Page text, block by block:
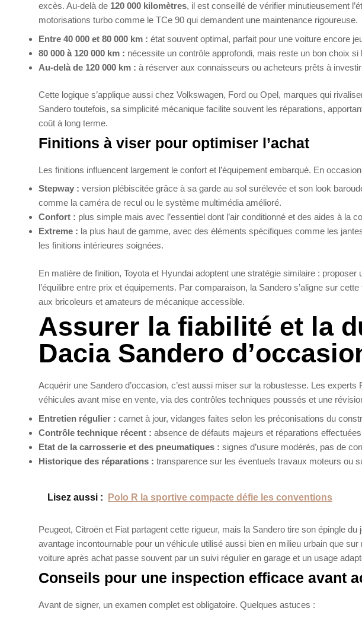
excès. Au-delà de 120 000 kilomètres, il est conseillé de vérifier minutieusement
motorisations turbo comme le TCe 90 qui demandent une maintenance rigoureuse.
Entre 40 000 et 80 000 km : état souvent optimal, parfait pour une voiture encore
80 000 à 120 000 km : nécessite un contrôle approfondi, mais reste un bon choix si
Au-delà de 120 000 km : à réserver aux connaisseurs ou acheteurs prêts à investir
Cette logique s’applique aussi chez Volkswagen, Ford ou Opel, marques qui
Sandero toutefois, sa simplicité mécanique facilite souvent les réparations,
coût à long terme.
Finitions à viser pour optimiser l’achat
Les finitions influencent largement le confort et l’équipement embarqué. En
Stepway : version plébiscitée grâce à sa garde au sol surélevée et son look
comme la caméra de recul ou le système multimédia amélioré.
Confort : plus simple mais avec l’essentiel dont l’air conditionné et des aides à la
Extreme : la plus haut de gamme, avec des éléments spécifiques comme les
les finitions intérieures soignées.
En matière de finition, Toyota et Hyundai adoptent une stratégie similaire :
l’équilibre entre prix et équipements. Par comparaison, la Sandero s’aligne sur
aux bricoleurs et amateurs de mécanique accessible.
Assurer la fiabilité et la
Dacia Sandero
Acquérir une Sandero d’occasion, c’est aussi miser sur la robustesse. Les experts
véhicules avant mise en vente, via des contrôles techniques poussés et une
Entretien régulier : carnet à jour, vidanges faites selon les préconisations du
Contrôle technique récent : absence de défauts majeurs et réparations
Etat de la carrosserie et des pneumatiques : signes d’usure modérés, pas de
Historique des réparations : transparence sur les éventuels travaux moteurs ou
Lisez aussi : Polo R la sportive compacte défie les conventions
Peugeot, Citroën et Fiat partagent cette rigueur, mais la Sandero tire son épingle
avantage incontournable pour un véhicule utilisé aussi bien en milieu urbain que
voiture après achat passe souvent par un suivi régulier en garage et un usage
Conseils pour une inspection efficace avant
Avant de signer, un examen complet est obligatoire. Quelques astuces :